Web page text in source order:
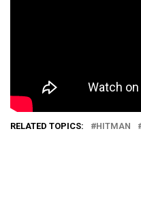
RELATED TOPICS: HITMAN